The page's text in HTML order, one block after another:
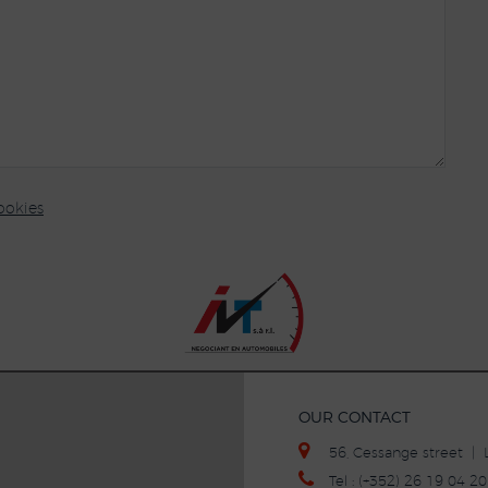
OUR CONTACT
56, Cessange street |
Tel : (+352) 26 19 04